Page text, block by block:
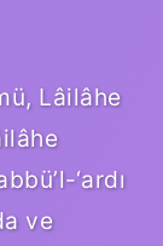
Lâilâhe
‘ardı
ve